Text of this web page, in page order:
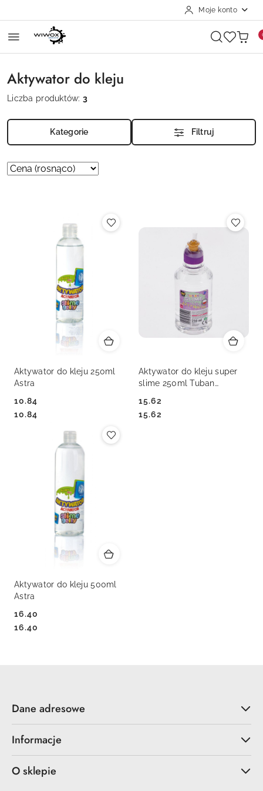
Moje konto
Aktywator do kleju
Liczba produktów:3
Kategorie Filtruj
Zastosowano
Sortuj
Aktywator do kleju 250ml
Astra
Cena:
10.84
Cena:
10.84
Aktywator do kleju super
slime 250ml Tuban
Cena:
15.62
Cena:
15.62
Aktywator do kleju 500ml
Astra
Cena:
16.40
Cena:
16.40
Dane adresowe
Informacje
O sklepie